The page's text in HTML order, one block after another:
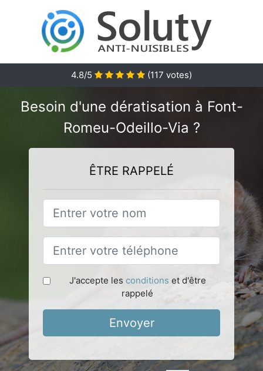
4.8/5 (117 votes)
Besoin d'une dératisation à Font-
Romeu-Odeillo-Via ?
ÊTRE RAPPELÉ
J'accepte les conditions et d'être
rappelé
Envoyer